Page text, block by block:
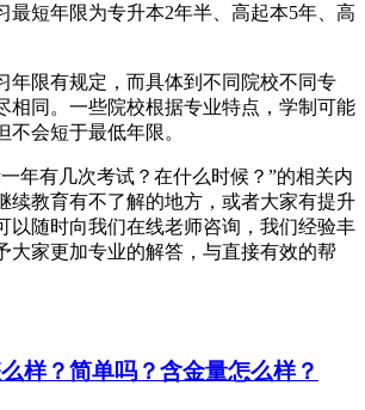
最短年限为专升本2年半、高起本5年、高
年限有规定，而具体到不同院校不同专
相同。一些院校根据专业特点，学制可能
会短于最低年限。
年有几次考试？在什么时候？”的相关内
续教育有不了解的地方，或者大家有提升
以随时向我们在线老师咨询，我们经验丰
大家更加专业的解答，与直接有效的帮
样？简单吗？含金量怎么样？